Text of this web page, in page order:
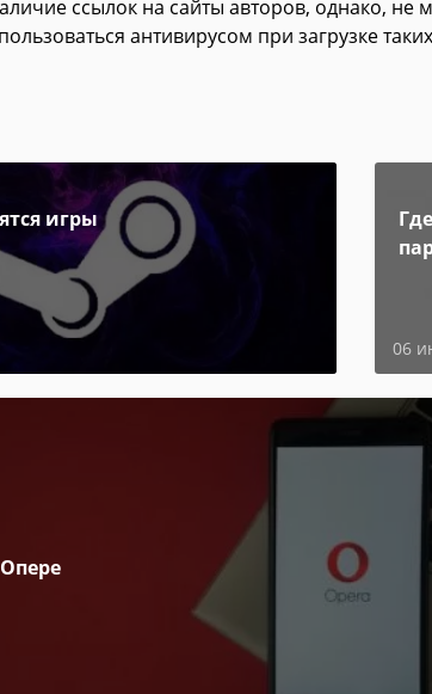
ссылок на сайты авторов, однако, не
антивирусом при загрузке
игры
06